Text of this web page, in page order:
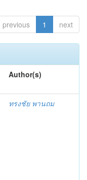
previous 1 next
Author(s)
ทรงชัย พานถม